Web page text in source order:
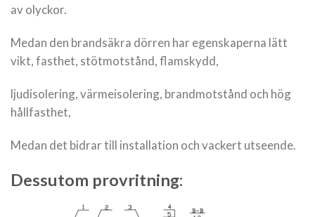
av olyckor.
Medan den brandsäkra dörren har egenskaperna lätt
vikt, fasthet, stötmotstånd, flamskydd,
ljudisolering, värmeisolering, brandmotstånd och hög
hållfasthet,
Medan det bidrar till installation och vackert utseende.
Dessutom provritning: